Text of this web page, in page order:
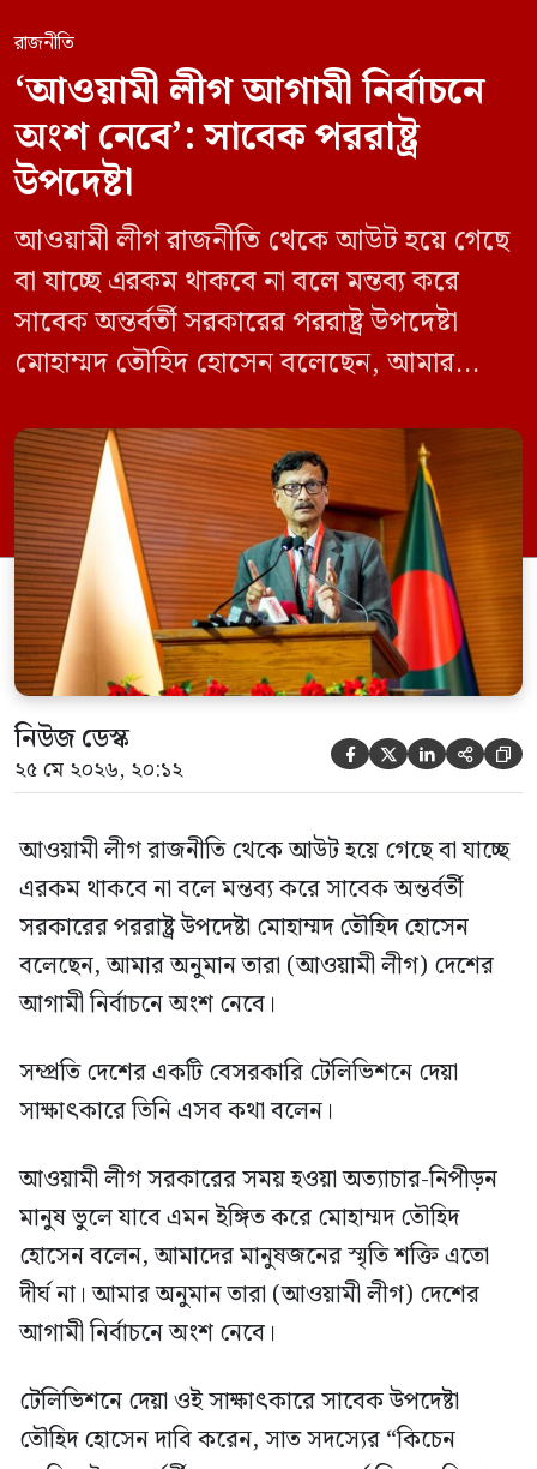
রাজনীতি
‘আওয়ামী লীগ আগামী নির্বাচনে
অংশ নেবে’: সাবেক পররাষ্ট্র
উপদেষ্টা
আওয়ামী লীগ রাজনীতি থেকে আউট হয়ে গেছে
বা যাচ্ছে এরকম থাকবে না বলে মন্তব্য করে
সাবেক অন্তর্বর্তী সরকারের পররাষ্ট্র উপদেষ্টা
মোহাম্মদ তৌহিদ হোসেন বলেছেন, আমার
নির্বাচনে অংশ নেবে। সম্প্রতি দেশের একটি
বেসরকারি টেলিভিশনে দেয়া সাক্ষাৎকারে তিনি
এসব কথা বলেন। আওয়ামী লীগ সরকারের সময়
হওয়া অত্যাচার-নিপীড়ন মানুষ ভুলে যাবে এমন
[…]
নিউজ ডেস্ক
২৫ মে ২০২৬, ২০:১২     
আওয়ামী লীগ রাজনীতি থেকে আউট হয়ে গেছে বা যাচ্ছে
এরকম থাকবে না বলে মন্তব্য করে সাবেক অন্তর্বর্তী
সরকারের পররাষ্ট্র উপদেষ্টা মোহাম্মদ তৌহিদ হোসেন
বলেছেন, আমার অনুমান তারা (আওয়ামী লীগ) দেশের
আগামী নির্বাচনে অংশ নেবে।
সম্প্রতি দেশের একটি বেসরকারি টেলিভিশনে দেয়া
সাক্ষাৎকারে তিনি এসব কথা বলেন।
আওয়ামী লীগ সরকারের সময় হওয়া অত্যাচার-নিপীড়ন
মানুষ ভুলে যাবে এমন ইঙ্গিত করে মোহাম্মদ তৌহিদ
হোসেন বলেন, আমাদের মানুষজনের স্মৃতি শক্তি এতো
দীর্ঘ না। আমার অনুমান তারা (আওয়ামী লীগ) দেশের
আগামী নির্বাচনে অংশ নেবে।
টেলিভিশনে দেয়া ওই সাক্ষাৎকারে সাবেক উপদেষ্টা
তৌহিদ হোসেন দাবি করেন, সাত সদস্যের “কিচেন